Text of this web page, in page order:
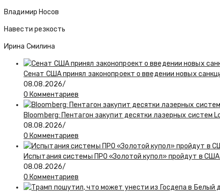
Владимир Носов
Навести резкость
Ирина Смилина
Сенат США принял законопроект о введении новых
08.08.2026/
0 Комментариев
Bloomberg: Пентагон закупит десятки лазерных систем
08.08.2026/
0 Комментариев
Испытания системы ПРО «Золотой купол» пройдут в
08.08.2026/
0 Комментариев